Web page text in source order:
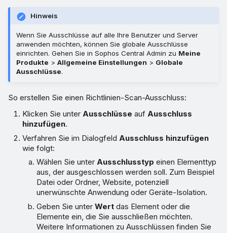
Hinweis
Wenn Sie Ausschlüsse auf alle Ihre Benutzer und Server
anwenden möchten, können Sie globale Ausschlüsse
einrichten. Gehen Sie in Sophos Central Admin zu Meine
Produkte > Allgemeine Einstellungen > Globale
Ausschlüsse.
So erstellen Sie einen Richtlinien-Scan-Ausschluss:
Klicken Sie unterAusschlüsse aufAusschluss
hinzufügen.
Verfahren Sie im Dialogfeld Ausschluss hinzufügen
wie folgt:
Wählen Sie unterAusschlusstyp einen Elementtyp
aus, der ausgeschlossen werden soll. Zum Beispiel
Datei oder Ordner, Website, potenziell
unerwünschte Anwendung oder Geräte-Isolation.
Geben Sie unterWert das Element oder die
Elemente ein, die Sie ausschließen möchten.
Weitere Informationen zu Ausschlüssen finden Sie